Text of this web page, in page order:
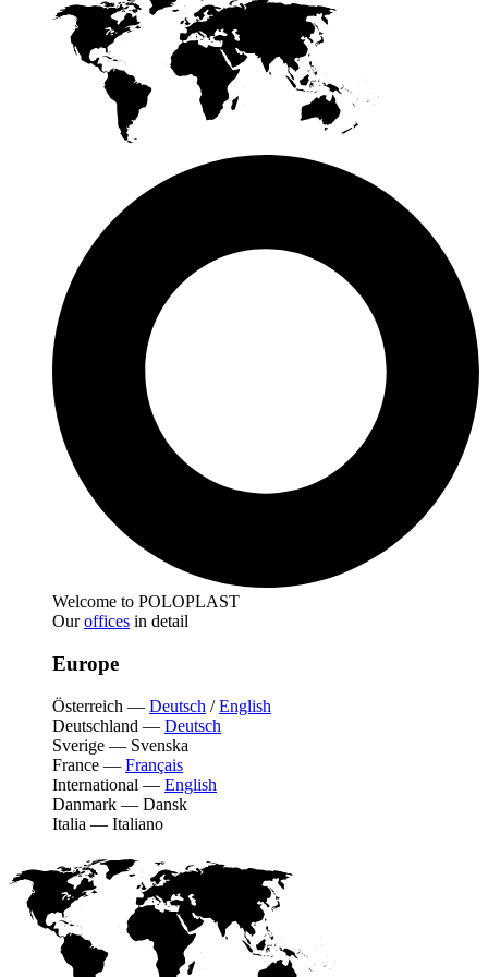
Welcome to POLOPLAST
Ouroffices in detail
Europe
Österreich — Deutsch /English
Deutschland — Deutsch
Sverige — Svenska
France — Français
International — English
Danmark — Dansk
Italia — Italiano